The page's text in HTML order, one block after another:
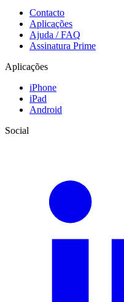
Contacto
Aplicações
Ajuda / FAQ
Assinatura Prime
Aplicações
iPhone
iPad
Android
Social